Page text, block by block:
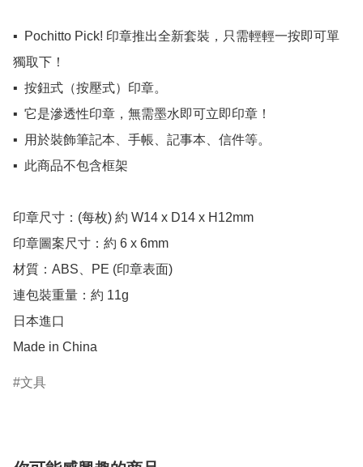
▪️  Pochitto Pick! 印章推出全新套裝，只需輕輕一按即可單
獨取下！
▪️  按鈕式（按壓式）印章。
▪️  它是滲透性印章，無需墨水即可立即印章！
▪️  用於裝飾筆記本、手帳、記事本、信件等。
▪️  此商品不包含框架
印章尺寸：(每枚) 約 W14 x D14 x H12mm
印章圖案尺寸：約 6 x 6mm
材質：ABS、PE (印章表面)
連包裝重量：約 11g
日本進口
Made in China
文具